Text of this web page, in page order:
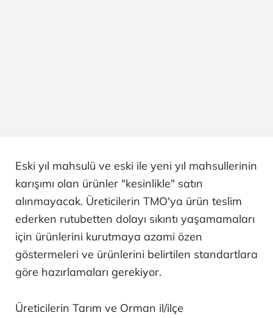
Eski yıl mahsulü ve eski ile yeni yıl mahsullerinin
karışımı olan ürünler "kesinlikle" satın
alınmayacak. Üreticilerin TMO'ya ürün teslim
ederken rutubetten dolayı sıkıntı yaşamamaları
için ürünlerini kurutmaya azami özen
göstermeleri ve ürünlerini belirtilen standartlara
göre hazırlamaları gerekiyor.
Üreticilerin Tarım ve Orman il/ilçe